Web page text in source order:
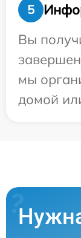
5
Вы
мы
домой